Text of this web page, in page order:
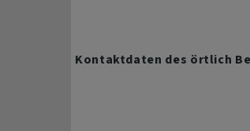
Kontaktdaten des örtlich